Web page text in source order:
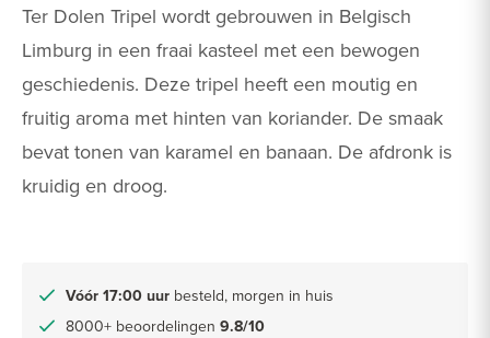
Ter Dolen Tripel wordt gebrouwen in Belgisch
Limburg in een fraai kasteel met een bewogen
geschiedenis. Deze tripel heeft een moutig en
fruitig aroma met hinten van koriander. De smaak
bevat tonen van karamel en banaan. De afdronk is
kruidig en droog.
Vóór 17:00 uur besteld, morgen in huis
8000+ beoordelingen 9.8/10